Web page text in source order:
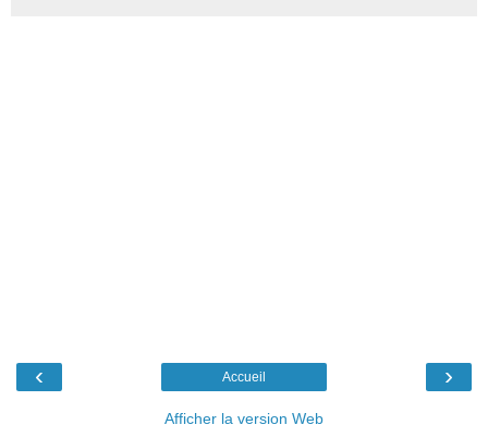
‹ ›
Accueil
Afficher la version Web